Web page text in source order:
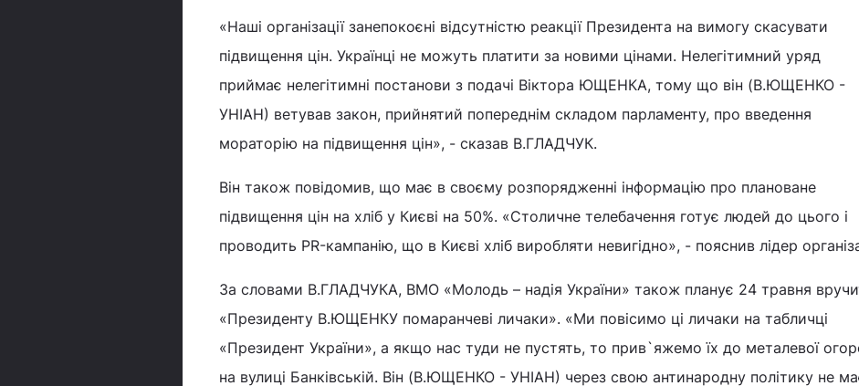
«Наші організації занепокоєні відсутністю реакції Президента на вимогу скасувати
підвищення цін. Українці не можуть платити за новими цінами. Нелегітимний уряд
приймає нелегітимні постанови з подачі Віктора ЮЩЕНКА, тому що він (В.ЮЩЕНКО -
УНІАН) ветував закон, прийнятий попереднім складом парламенту, про введення
мораторію на підвищення цін», - сказав В.ГЛАДЧУК.
Він також повідомив, що має в своєму розпорядженні інформацію про плановане
підвищення цін на хліб у Києві на 50%. «Столичне телебачення готує людей до цього і
проводить PR-кампанію, що в Києві хліб виробляти невигідно», - пояснив лідер
За словами В.ГЛАДЧУКА, ВМО «Молодь – надія України» також планує 24 травня
«Президенту В.ЮЩЕНКУ помаранчеві личаки». «Ми повісимо ці личаки на табличці
«Президент України», а якщо нас туди не пустять, то прив`яжемо їх до металевої
на вулиці Банківській. Він (В.ЮЩЕНКО - УНІАН) через свою антинародну політику не